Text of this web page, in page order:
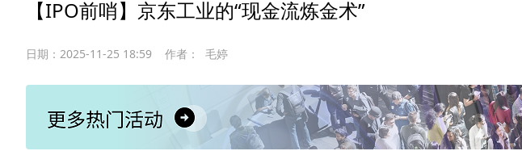
【IPO前哨】京东工业的“现金流炼金术”
日期： 2025-11-25 18:59 作者： 毛婷